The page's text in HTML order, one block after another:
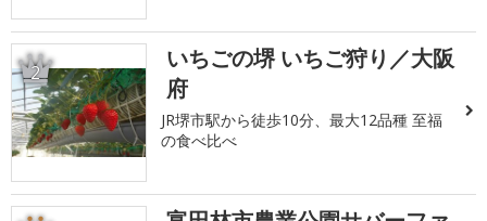
2
いちごの堺 いちご狩り／大阪
府
JR堺市駅から徒歩10分、最大12品種 至福
の食べ比べ